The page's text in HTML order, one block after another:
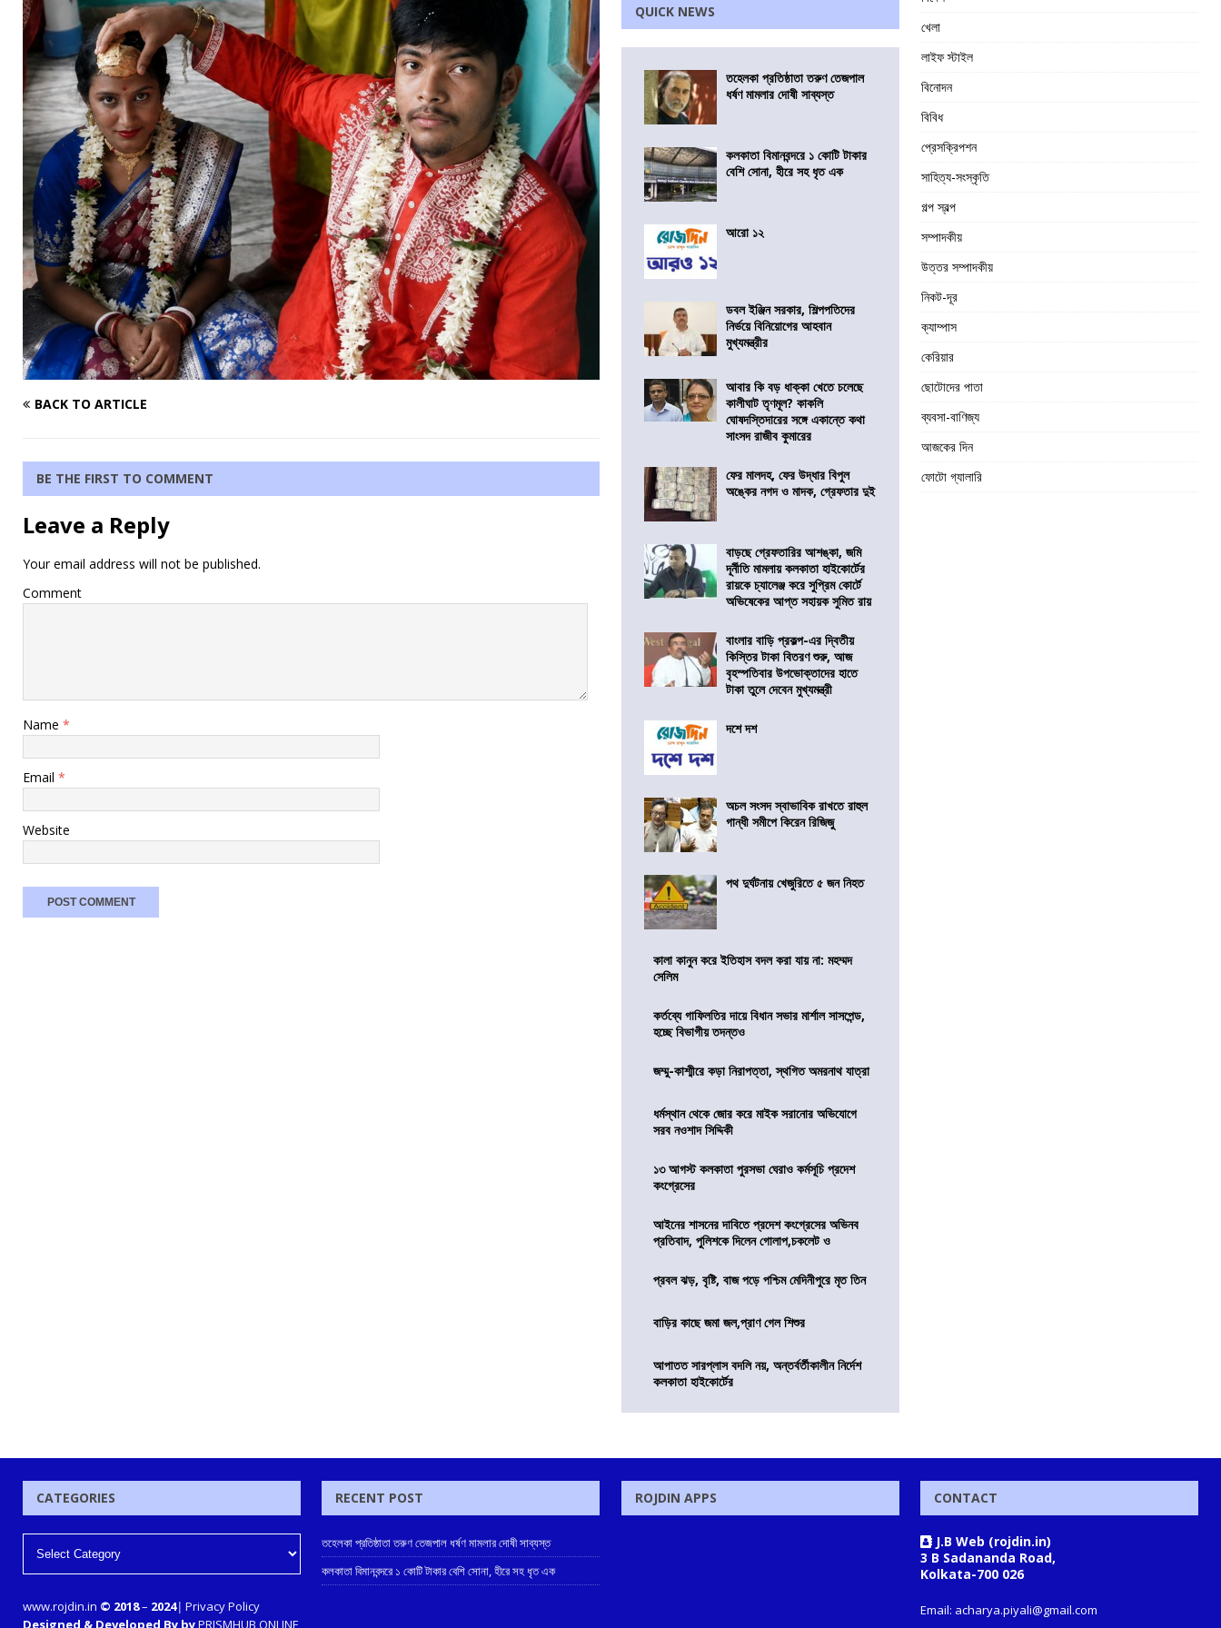
BACK TO ARTICLE
BE THE FIRST TO COMMENT
Leave a Reply
Your email address will not be published.
Comment
Name *
Email *
Website
QUICK NEWS
তহেলকা প্রতিষ্ঠাতা তরুণ তেজপাল
ধর্ষণ মামলার দোষী সাব্যস্ত
কলকাতা বিমানবন্দরে ১ কোটি টাকার
বেশি সোনা, হীরে সহ ধৃত এক
আরো ১২
ডবল ইঞ্জিন সরকার, শিল্পপতিদের
নির্ভয়ে বিনিয়োগের আহবান
মুখ্যমন্ত্রীর
আবার কি বড় ধাক্কা খেতে চলেছে
কালীঘাট তৃণমূল? কাকলি
ঘোষদস্তিদারের সঙ্গে একান্তে কথা
সাংসদ রাজীব কুমারের
ফের মালদহ, ফের উদ্ধার বিপুল
অঙ্কের নগদ ও মাদক, গ্রেফতার দুই
বাড়ছে গ্রেফতারির আশঙ্কা, জমি
দূর্নীতি মামলায় কলকাতা হাইকোর্টের
রায়কে চ্যালেঞ্জ করে সুপ্রিম কোর্টে
অভিষেকের আপ্ত সহায়ক সুমিত রায়
বাংলার বাড়ি প্রকল্প-এর দ্বিতীয়
কিস্তির টাকা বিতরণ শুরু, আজ
বৃহস্পতিবার উপভোক্তাদের হাতে
টাকা তুলে দেবেন মুখ্যমন্ত্রী
দশে দশ
অচল সংসদ স্বাভাবিক রাখতে রাহুল
গান্ধী সমীপে কিরেন রিজিজু
পথ দুর্ঘটনায় খেজুরিতে ৫ জন নিহত
কালা কানুন করে ইতিহাস বদল করা যায় না: মহম্মদ
সেলিম
কর্তব্যে গাফিলতির দায়ে বিধান সভার মার্শাল সাসপেন্ড,
হচ্ছে বিভাগীয় তদন্তও
জম্মু-কাশ্মীরে কড়া নিরাপত্তা, স্থগিত অমরনাথ যাত্রা
ধর্মস্থান থেকে জোর করে মাইক সরানোর অভিযোগে
সরব নওশাদ সিদ্দিকী
১৩ আগস্ট কলকাতা পুরসভা ঘেরাও কর্মসূচি প্রদেশ
কংগ্রেসের
আইনের শাসনের দাবিতে প্রদেশ কংগ্রেসের অভিনব
প্রতিবাদ, পুলিশকে দিলেন গোলাপ,চকলেট ও
প্রবল ঝড়, বৃষ্টি, বাজ পড়ে পশ্চিম মেদিনীপুরে মৃত তিন
বাড়ির কাছে জমা জল,প্রাণ গেল শিশুর
আপাতত সারপ্লাস বদলি নয়, অন্তর্বর্তীকালীন নির্দেশ
কলকাতা হাইকোর্টের
খেলা
লাইফ স্টাইল
বিনোদন
বিবিধ
প্রেসক্রিপশন
সাহিত্য-সংস্কৃতি
গল্প স্বল্প
সম্পাদকীয়
উত্তর সম্পাদকীয়
নিকট-দূর
ক্যাম্পাস
কেরিয়ার
ছোটোদের পাতা
ব্যবসা-বাণিজ্য
আজকের দিন
ফোটো গ্যালারি
CATEGORIES
www.rojdin.in © 2018– 2024| Privacy Policy
Designed & Developed By byPRISMHUB ONLINE
RECENT POST
তহেলকা প্রতিষ্ঠাতা তরুণ তেজপাল ধর্ষণ মামলার দোষী সাব্যস্ত
কলকাতা বিমানবন্দরে ১ কোটি টাকার বেশি সোনা, হীরে সহ ধৃত এক
ROJDIN APPS CONTACT
J.B Web (rojdin.in)
3 B Sadananda Road,
Kolkata-700 026
Email: acharya.piyali@gmail.com